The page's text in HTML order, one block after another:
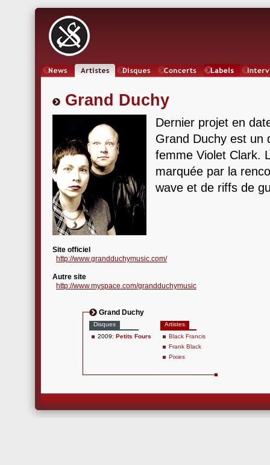
Grand Duchy
Dernier projet en
Grand Duchy est un
femme Violet Clark.
marquée par la
wave et de riffs de
Site officiel
http://www.grandduchymusic.com/
Autre site
http://www.myspace.com/grandduchymusic
Grand Duchy
Disques
2009: Petits Fours
Artistes
Black Francis
Frank Black
Pixies